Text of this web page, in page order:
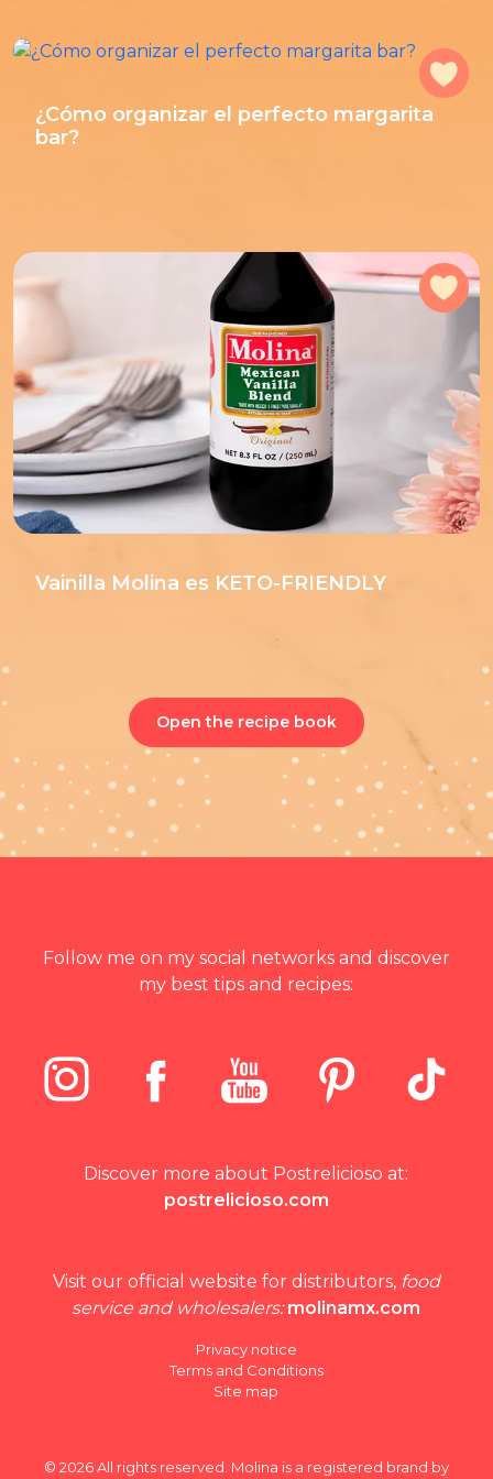
¿Cómo organizar el perfecto margarita
bar?
Vainilla Molina es KETO-FRIENDLY
Open the recipe book
Follow me on my social networks and discover
my best tips and recipes:
Discover more about Postrelicioso at:
postrelicioso.com
Visit our official website for distributors, food
service and wholesalers: molinamx.com
Privacy notice
Terms and Conditions
Site map
© 2026 All rights reserved. Molina is a registered brand by